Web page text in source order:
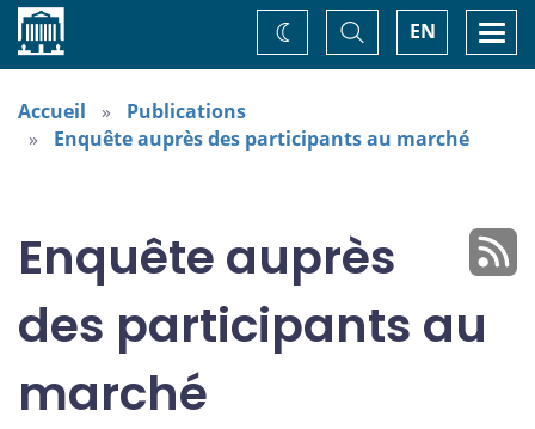
Accueil EN
Basculer
la
recherche
Changez
de
Accueil
Publications
Enquête auprès des participants au marché
Enquête auprès
des participants au
marché